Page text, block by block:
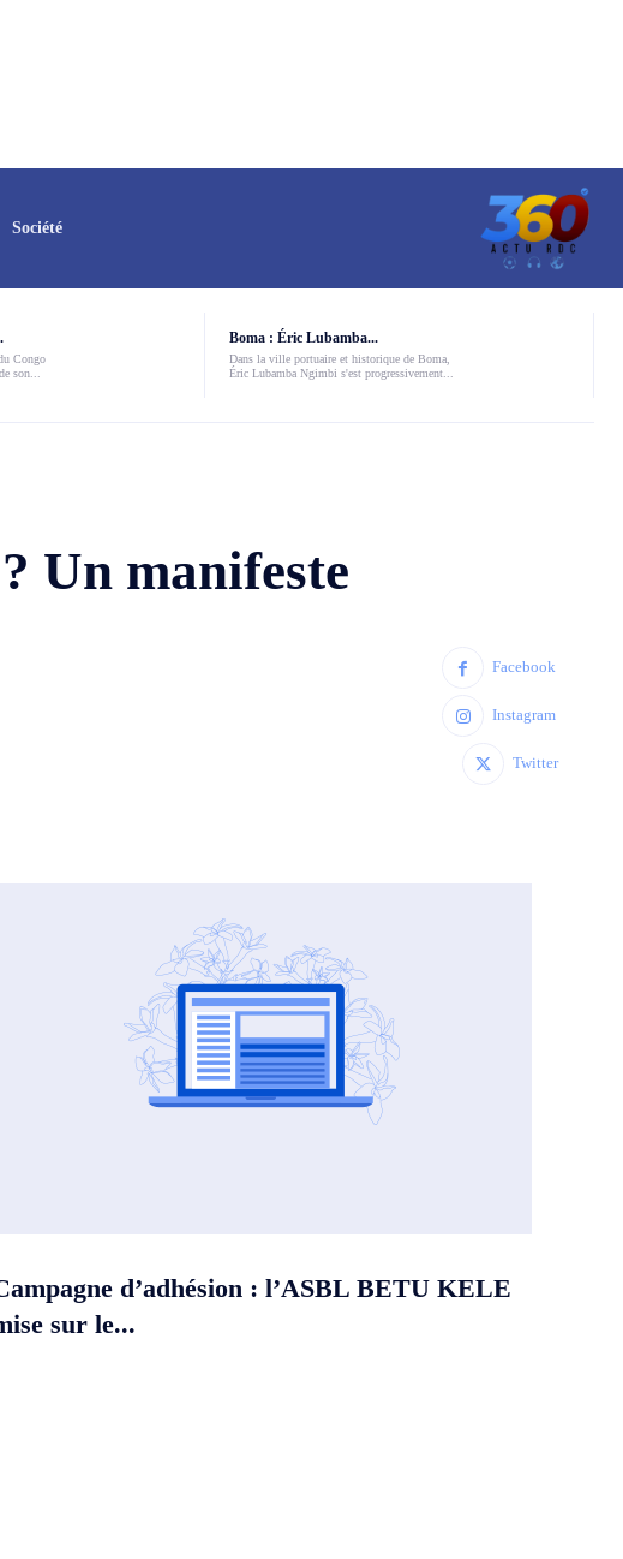
Société
Congo
son...
Boma : Éric Lubamba...
Dans la ville portuaire et historique de Boma,
Éric Lubamba Ngimbi s'est progressivement...
Un manifeste
Facebook
Instagram
Twitter
d’adhésion : l’ASBL BETU KELE
sur le...